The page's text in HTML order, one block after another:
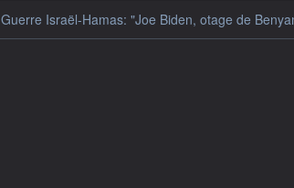
Guerre Israël-Hamas: "Joe Biden, otage de